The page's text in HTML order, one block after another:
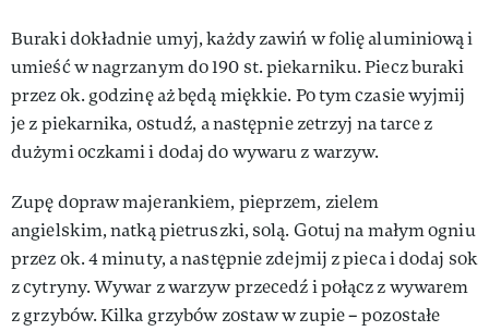
Buraki dokładnie umyj, każdy zawiń w folię aluminiową i
umieść w nagrzanym do 190 st. piekarniku. Piecz buraki
przez ok. godzinę aż będą miękkie. Po tym czasie wyjmij
je z piekarnika, ostudź, a następnie zetrzyj na tarce z
dużymi oczkami i dodaj do wywaru z warzyw.
Zupę dopraw majerankiem, pieprzem, zielem
angielskim, natką pietruszki, solą. Gotuj na małym ogniu
przez ok. 4 minuty, a następnie zdejmij z pieca i dodaj sok
z cytryny. Wywar z warzyw przecedź i połącz z wywarem
z grzybów. Kilka grzybów zostaw w zupie – pozostałe